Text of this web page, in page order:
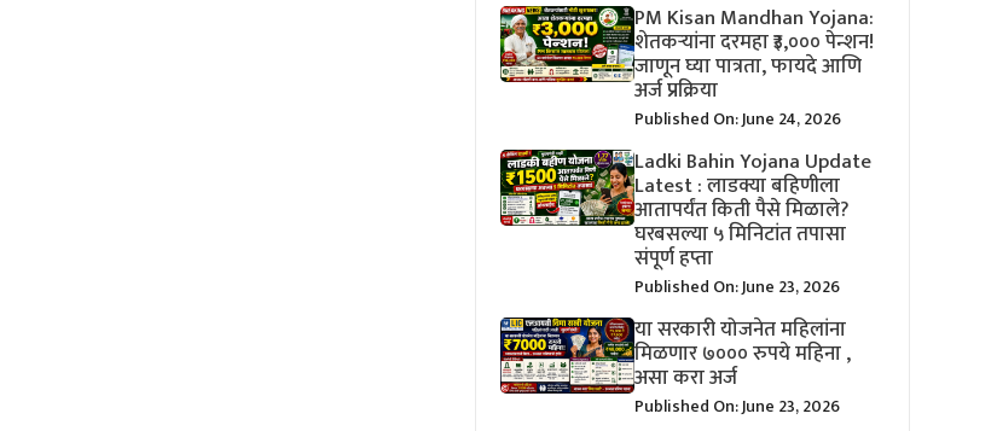
PM Kisan Mandhan Yojana:
शेतकऱ्यांना दरमहा ₹३,००० पेन्शन!
जाणून घ्या पात्रता, फायदे आणि
अर्ज प्रक्रिया
Published On: June 24, 2026
Ladki Bahin Yojana Update
Latest : लाडक्या बहिणीला
आतापर्यंत किती पैसे मिळाले?
घरबसल्या ५ मिनिटांत तपासा
संपूर्ण हप्ता
Published On: June 23, 2026
या सरकारी योजनेत महिलांना
मिळणार ७००० रुपये महिना ,
असा करा अर्ज
Published On: June 23, 2026